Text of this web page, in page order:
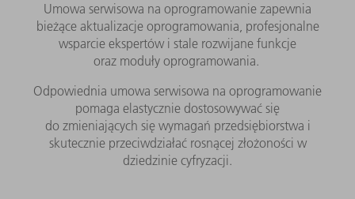
Umowa serwisowa na oprogramowanie zapewnia
bieżące aktualizacje oprogramowania, profesjonalne
wsparcie ekspertów i stale rozwijane funkcje
oraz moduły oprogramowania.
Odpowiednia umowa serwisowa na oprogramowanie
pomaga elastycznie dostosowywać się
do zmieniających się wymagań przedsiębiorstwa i
skutecznie przeciwdziałać rosnącej złożoności w
dziedzinie cyfryzacji.